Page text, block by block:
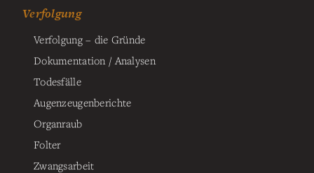
Verfolgung
Verfolgung – die Gründe
Dokumentation / Analysen
Todesfälle
Augenzeugenberichte
Organraub
Folter
Zwangsarbeit